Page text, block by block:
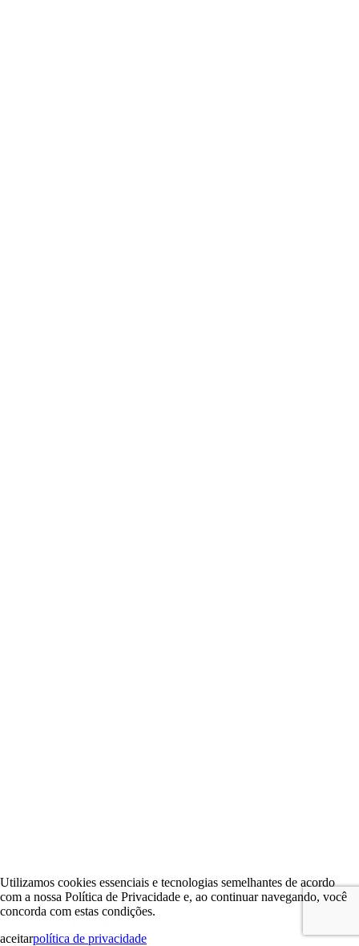
Utilizamos cookies essenciais e tecnologias semelhantes de acordo
com a nossa Política de Privacidade e, ao continuar navegando, você
concorda com estas condições.
aceitarpolítica de privacidade